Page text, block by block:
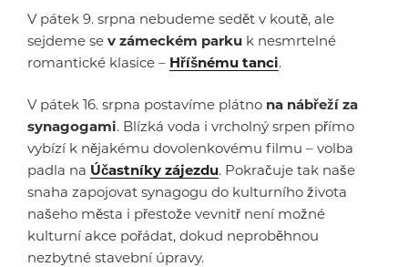
V pátek 9. srpna nebudeme sedět v koutě, ale
sejdeme se v zámeckém parku k nesmrtelné
romantické klasice – Hříšnému tanci.
V pátek 16. srpna postavíme plátno na nábřeží za
synagogami. Blízká voda i vrcholný srpen přímo
vybízí k nějakému dovolenkovému filmu – volba
padla na Účastníky zájezdu. Pokračuje tak naše
snaha zapojovat synagogu do kulturního života
našeho města i přestože vevnitř není možné
kulturní akce pořádat, dokud neproběhnou
nezbytné stavební úpravy.